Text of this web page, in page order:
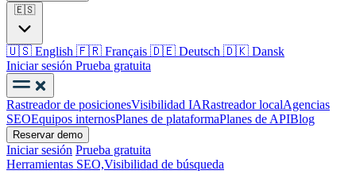
🇪🇸
🇺🇸 English 🇫🇷 Français 🇩🇪 Deutsch 🇩🇰 Dansk
Iniciar sesión Prueba gratuita
Rastreador de posicionesVisibilidad IARastreador localAgencias
SEOEquipos internosPlanes de plataformaPlanes de APIBlog
Reservar demo
Iniciar sesión Prueba gratuita
Herramientas SEO,Visibilidad de búsqueda